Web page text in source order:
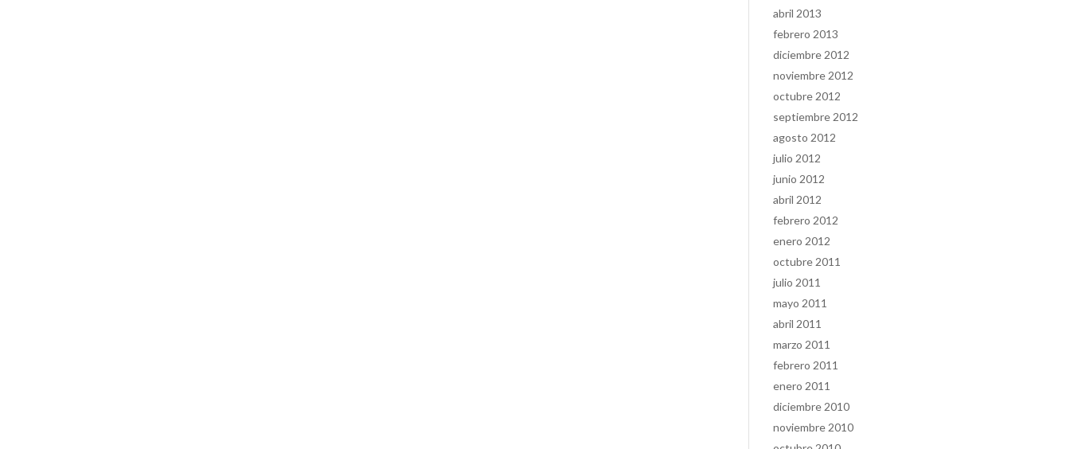
abril 2013
febrero 2013
diciembre 2012
noviembre 2012
octubre 2012
septiembre 2012
agosto 2012
julio 2012
junio 2012
abril 2012
febrero 2012
enero 2012
octubre 2011
julio 2011
mayo 2011
abril 2011
marzo 2011
febrero 2011
enero 2011
diciembre 2010
noviembre 2010